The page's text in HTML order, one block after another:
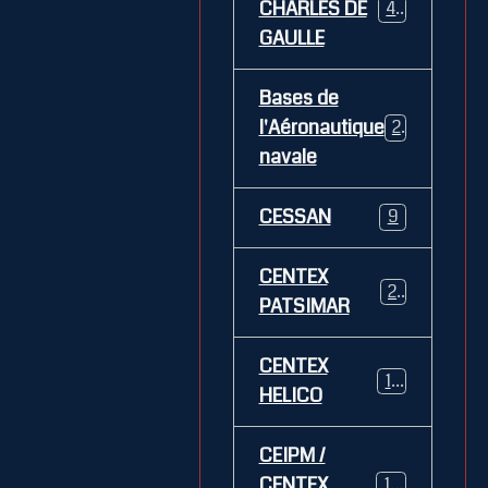
CHARLES DE
GAULLE
469
Bases de
l'Aéronautique
navale
269
CESSAN 9
CENTEX
PATSIMAR
21
CENTEX
HELICO
14
CEIPM /